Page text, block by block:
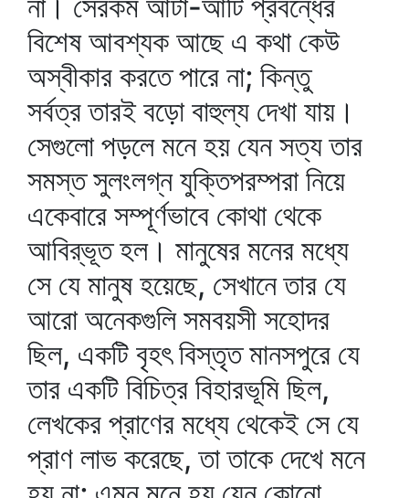
বিশেষ আবশ্যক আছে এ কথা কেউ
অস্বীকার করতে পারে না; কিন্তু
সর্বত্র তারই বড়ো বাহুল্য দেখা যায়।
সেগুলো পড়লে মনে হয় যেন সত্য তার
সমস্ত সুলংলগ্ন যুক্তিপরম্পরা নিয়ে
একেবারে সম্পূর্ণভাবে কোথা থেকে
আবির্‌ভূত হল। মানুষের মনের মধ্যে
সে যে মানুষ হয়েছে, সেখানে তার যে
আরো অনেকগুলি সমবয়সী সহোদর
ছিল, একটি বৃহৎ বিস্তৃত মানসপুরে যে
তার একটি বিচিত্র বিহারভূমি ছিল,
লেখকের প্রাণের মধ্যে থেকেই সে যে
প্রাণ লাভ করেছে, তা তাকে দেখে মনে